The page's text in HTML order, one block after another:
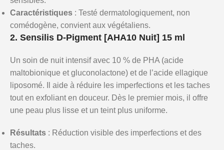
Caractéristiques : Testé dermatologiquement, non
comédogène, convient aux végétaliens.
2. Sensilis D-Pigment [AHA10 Nuit] 15 ml
Un soin de nuit intensif avec 10 % de PHA (acide
maltobionique et gluconolactone) et de l’acide ellagique
liposomé. Il aide à réduire les imperfections et les taches
tout en exfoliant en douceur. Dès le premier mois, il offre
une peau plus lisse et un teint plus uniforme.
Résultats : Réduction visible des imperfections et des
taches.